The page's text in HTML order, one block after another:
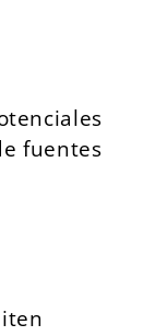
fuentes